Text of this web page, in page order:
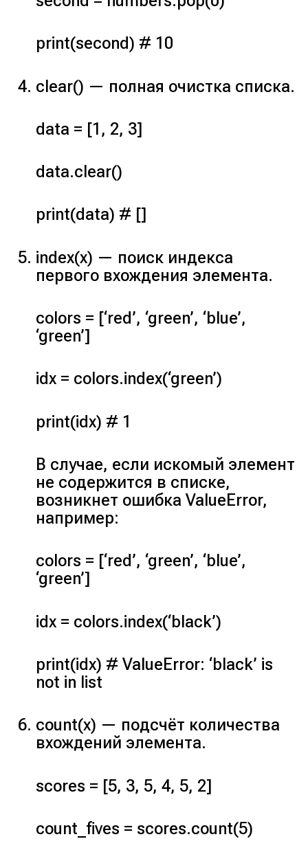
print(second) # 10
clear() — полная очистка списка.
data = [1, 2, 3]
data.clear()
print(data) # []
index(x) — поиск индекса
первого вхождения элемента.
colors = [‘red’, ‘green’, ‘blue’,
‘green’]
idx = colors.index(‘green’)
print(idx) # 1
В случае, если искомый элемент
не содержится в списке,
возникнет ошибка ValueError,
например:
colors = [‘red’, ‘green’, ‘blue’,
‘green’]
idx = colors.index(‘black’)
print(idx) # ValueError: ‘black’ is
not in list
count(x) — подсчёт количества
вхождений элемента.
scores = [5, 3, 5, 4, 5, 2]
count_fives = scores.count(5)